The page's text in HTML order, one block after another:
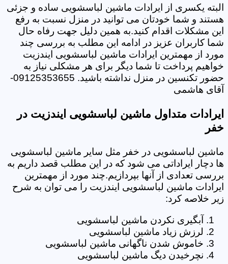
البته یکسری از ایرادات ماشین لباسشویی ساده و جزئی
هستند و شما خودتان می توانید در منزل نسبت به رفع
این مشکلات اقدام کنید.به همین دلیل جهت رفاه حال
شما کاربران عزیز در ادامه این مطلب به بررسی چند
مورد از مهمترین ایرادات ماشین لباسشویی ایندزیت
خواهیم پرداخت تا شما دیگر برای هر مشکلی نیاز به
حضور تکنسین در منزل نداشته باشید. 09125353655-
آقای هاشمی
ایرادات متداول ماشین لباسشویی ایندزیت در
خفر
ماشین لباسشویی در خفر مثل سایر ماشین لباسشویی
ها دچار ایراداتی می شود که در این مطلب قصد داریم به
بررسی تعدادی از آنها بپردازیم.چند مورد از مهمترین
ایرادات ماشین لباسشویی ایندزیت را می توان به شرح
زیر خلاصه کرد:
آبگیری نکردن ماشین لباسشویی
لرزش زیاد ماشین لباسشویی
خاموش شدن ناگهانی ماشین لباسشویی
نچرخیدن دیگ ماشین لباسشویی